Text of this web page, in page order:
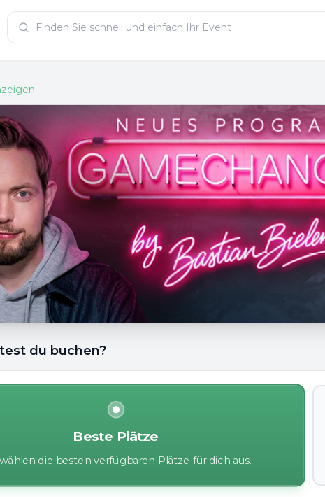
du buchen?
Beste Plätze
die besten verfügbaren Plätze für dich aus.